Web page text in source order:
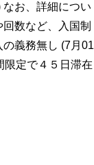
お、詳細につい
数など、入国制
義務無し (7月01
限定で４５日滞在